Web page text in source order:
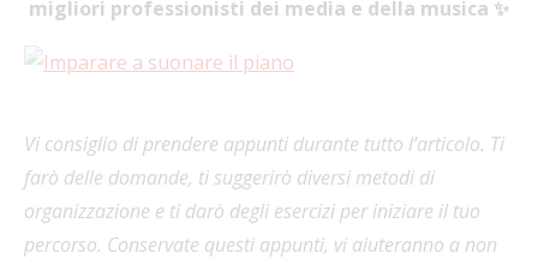
migliori professionisti dei media e della musica ✨
Vi consiglio di prendere appunti durante tutto l’articolo. Ti
farò delle domande, ti suggerirò diversi metodi di
organizzazione e ti darò degli esercizi per iniziare il tuo
percorso. Conservate questi appunti, vi aiuteranno a non